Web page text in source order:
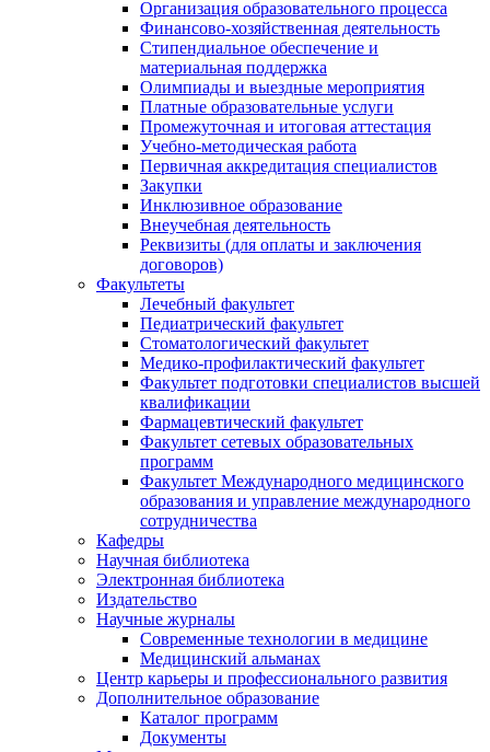
Организация образовательного процесса
Финансово-хозяйственная деятельность
Стипендиальное обеспечение и
материальная поддержка
Олимпиады и выездные мероприятия
Платные образовательные услуги
Промежуточная и итоговая аттестация
Учебно-методическая работа
Первичная аккредитация специалистов
Закупки
Инклюзивное образование
Внеучебная деятельность
Реквизиты (для оплаты и заключения
договоров)
Факультеты
Лечебный факультет
Педиатрический факультет
Стоматологический факультет
Медико-профилактический факультет
Факультет подготовки специалистов высшей
квалификации
Фармацевтический факультет
Факультет сетевых образовательных
программ
Факультет Международного медицинского
образования и управление международного
сотрудничества
Кафедры
Научная библиотека
Электронная библиотека
Издательство
Научные журналы
Современные технологии в медицине
Медицинский альманах
Центр карьеры и профессионального развития
Дополнительное образование
Каталог программ
Документы